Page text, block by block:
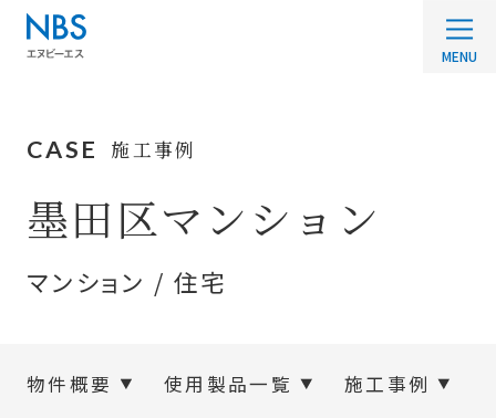
CASE 施工事例
墨田区マンション
マンション / 住宅
物件概要 使用製品一覧 施工事例